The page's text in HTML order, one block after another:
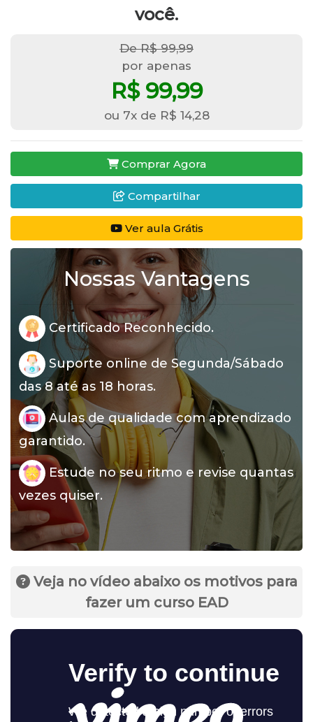
você.
De R$ 99,99
por apenas
R$ 99,99
ou 7x de R$ 14,28
Comprar Agora
Compartilhar
Ver aula Grátis
Nossas Vantagens
Certificado Reconhecido.
Suporte online de Segunda/Sábado
das 8 até as 18 horas.
Aulas de qualidade com aprendizado
garantido.
Estude no seu ritmo e revise quantas
vezes quiser.
Veja no vídeo abaixo os motivos para
fazer um curso EAD